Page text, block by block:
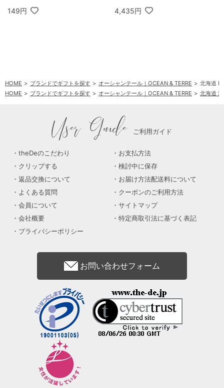
149円 4,435円
HOME ブランドでギフトを探す オーシャンテール｜OCEAN & TERRE
北海道
HOME
ブランドでギフトを探す オーシャンテール｜OCEAN & TERRE
北海道
User Guide ご利用ガイド
theDeのこだわり
お支払方法
クリップする
検討中に保存
返品交換について
お届け方法配送料について
よくある質問
クーポンのご利用方法
会員について
サイトマップ
会社概要
特定商取引法に基づく表記
プライバシーポリシー
お問い合わせフォーム